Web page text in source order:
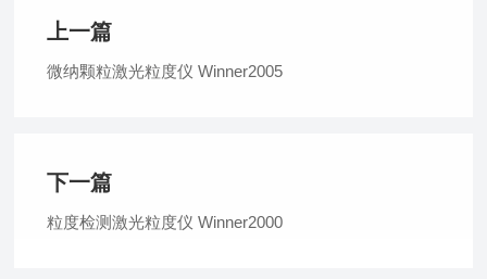
上一篇
微纳颗粒激光粒度仪 Winner2005
下一篇
粒度检测激光粒度仪 Winner2000